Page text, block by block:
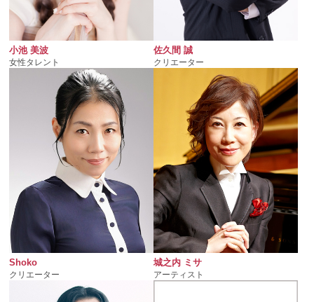
小池 美波
女性タレント
佐久間 誠
クリエーター
Shoko
クリエーター
城之内 ミサ
アーティスト